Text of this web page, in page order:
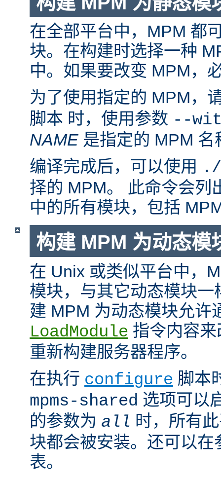
在全部平台中，MPM 都
块。在构建时选择一种
中。如果要改变 MPM，
为了使用指定的 MPM，
脚本 时，使用参数 --
NAME 是指定的 MPM 名
编译完成后，可以使用
择的 MPM。 此命令会列
中的所有模块，包括
构建 MPM 为动态模
在 Unix 或类似平台中，
模块，与其它动态模块
建 MPM 为动态模块允许
LoadModule 指令内容
重新构建服务器程序。
在执行 configure 脚本
mpms-shared 选项可以
的参数为 all 时，所有
块都会被安装。还可以在
表。